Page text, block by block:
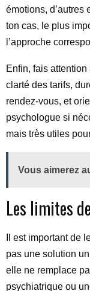
émotions, d’autres
ton cas, le plus
l’approche
Enfin, fais
clarté des tarifs,
rendez-vous, et
psychologue si
mais très utiles
Vous aimerez
Les limites
Il est important de
pas une solution
elle ne remplace
psychiatrique ou